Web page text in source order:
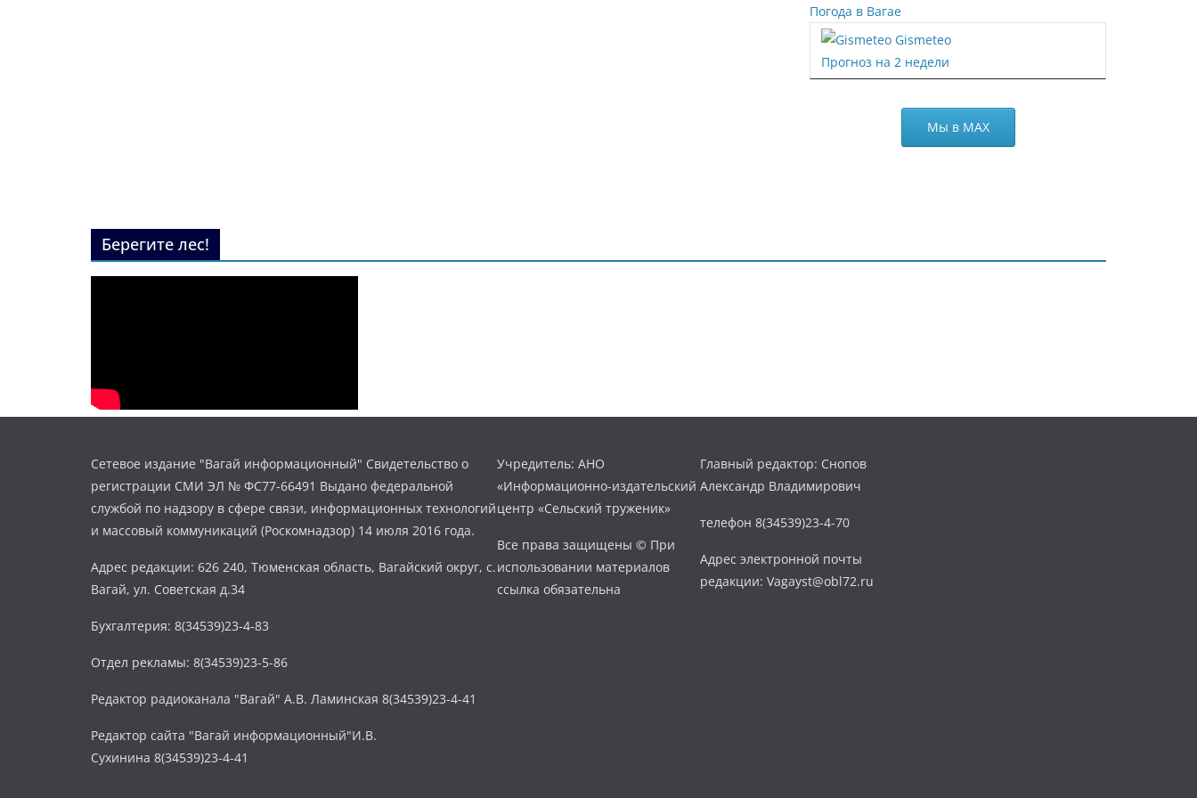
Погода в Вагае
Gismeteo
Прогноз на 2 недели
Мы в МАХ
Берегите лес!
Сетевое издание "Вагай информационный" Свидетельство о
регистрации СМИ ЭЛ № ФС77-66491 Выдано федеральной
службой по надзору в сфере связи, информационных технологий
и массовый коммуникаций (Роскомнадзор) 14 июля 2016 года.
Адрес редакции: 626 240, Тюменская область, Вагайский округ, с.
Вагай, ул. Советская д.34
Бухгалтерия: 8(34539)23-4-83
Отдел рекламы: 8(34539)23-5-86
Редактор радиоканала "Вагай" А.В. Ламинская 8(34539)23-4-41
Редактор сайта "Вагай информационный"И.В.
Сухинина 8(34539)23-4-41
Учредитель: АНО
«Информационно-издательский
центр «Сельский труженик»
Все права защищены © При
использовании материалов
ссылка обязательна
Главный редактор: Снопов
Александр Владимирович
телефон 8(34539)23-4-70
Адрес электронной почты
редакции: Vagayst@obl72.ru